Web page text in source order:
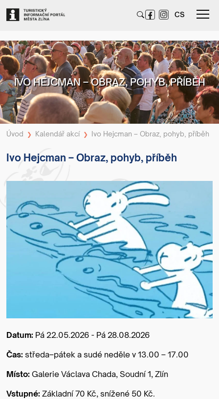
CS
IVO HEJCMAN – OBRAZ, POHYB, PŘÍBĚH
Úvod ❯ Kalendář akcí ❯ Ivo Hejcman – Obraz, pohyb, příběh
Ivo Hejcman – Obraz, pohyb, příběh
Datum: Pá 22.05.2026 - Pá 28.08.2026
Čas: středa–pátek a sudé neděle v 13.00 – 17.00
Místo: Galerie Václava Chada, Soudní 1, Zlín
Vstupné: Základní 70 Kč, snížené 50 Kč.